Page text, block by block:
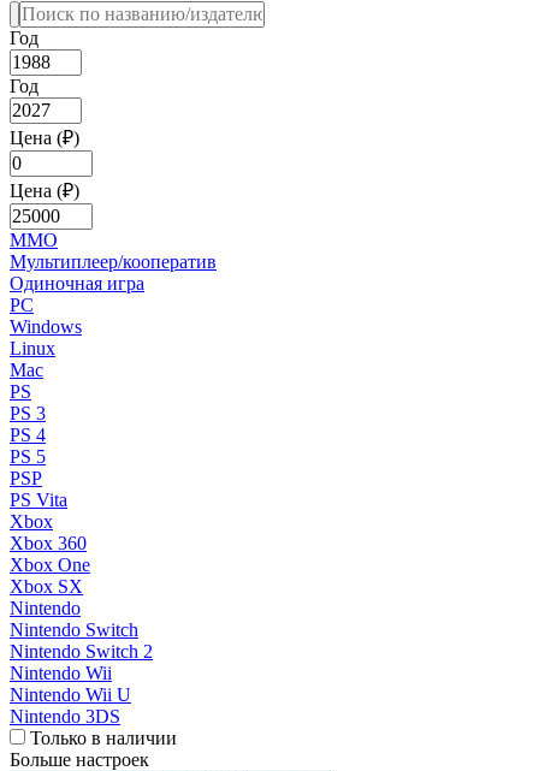
Год
Год
Цена (₽)
Цена (₽)
MMO
Мультиплеер/кооператив
Одиночная игра
PC
Windows
Linux
Mac
PS
PS 3
PS 4
PS 5
PSP
PS Vita
Xbox
Xbox 360
Xbox One
Xbox SX
Nintendo
Nintendo Switch
Nintendo Switch 2
Nintendo Wii
Nintendo Wii U
Nintendo 3DS
Только в наличии
Больше настроек